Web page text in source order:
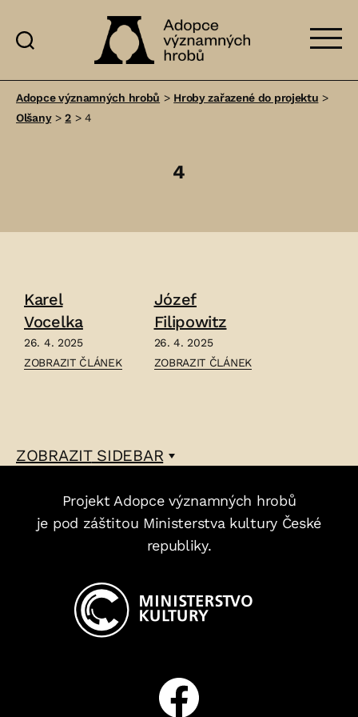
významných
Adopce významných hrobů > Hroby zařazené do projektu >
Olšany>2 >4
4
Karel
Vocelka
26. 4. 2025
ČLÁNEK:
ZOBRAZIT ČLÁNEK
Józef
Filipowitz
26. 4. 2025
ČLÁNEK:
ZOBRAZIT ČLÁNEK
ZOBRAZITSIDEBAR
Projekt Adopce významných hrobů
je pod záštitou Ministerstva kultury České
republiky.
Facebook